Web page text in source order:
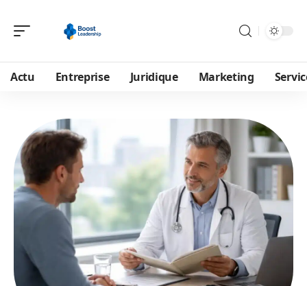
Actu Entreprise Juridique Marketing